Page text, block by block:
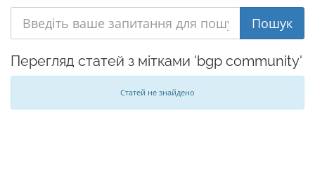
Перегляд статей з мітками 'bgp community'
Статей не знайдено